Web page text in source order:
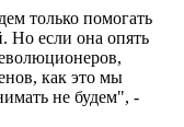
только помогать
Но если она опять
как это мы
не будем", -